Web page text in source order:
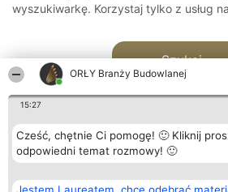
ORŁY Branży Budowlanej
15:27
Cześć, chętnie Ci pomogę! 🙂 Kliknij
odpowiedni temat rozmowy! 🙂
wyszukiwarkę. Korzystaj tylko z usług
Szukaj
Organizator plebiscytu Plebiscyt